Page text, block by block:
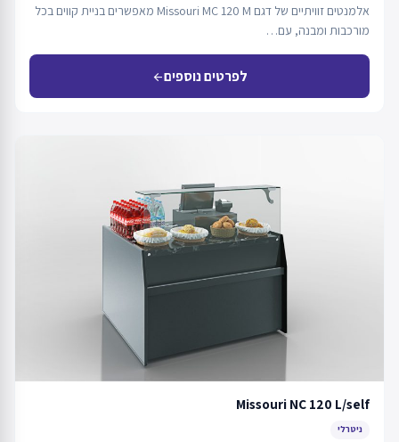
אלמנטים זוויתיים של דגם Missouri MC 120 M מאפשרים בניית קווים בכל
מורכבות ומבנה, עם…
לפרטים נוספיםarrow_back
Missouri NC 120 L/self
ניטרלי